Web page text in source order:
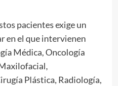
pacientes exige un
en el que intervienen
Médica, Oncología
Plástica, Radiología,